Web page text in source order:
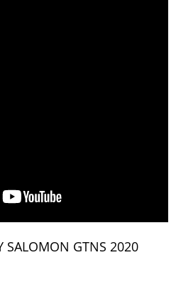
SALOMON GTNS 2020